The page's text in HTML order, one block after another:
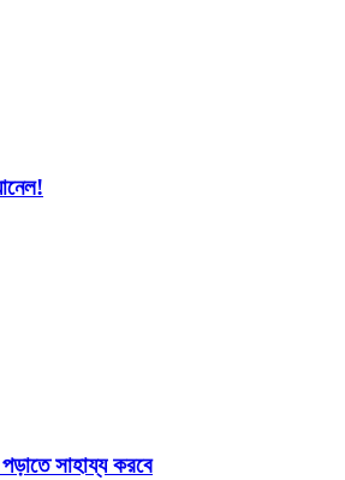
সাহায্য করবে